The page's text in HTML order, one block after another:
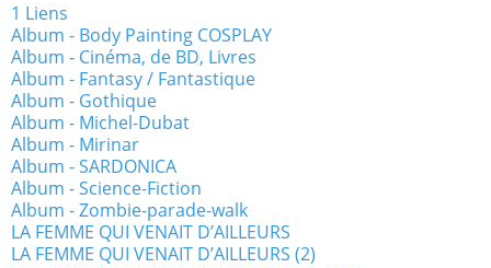
1 Liens
Album - Body Painting COSPLAY
Album - Cinéma, de BD, Livres
Album - Fantasy / Fantastique
Album - Gothique
Album - Michel-Dubat
Album - Mirinar
Album - SARDONICA
Album - Science-Fiction
Album - Zombie-parade-walk
LA FEMME QUI VENAIT D’AILLEURS
LA FEMME QUI VENAIT D’AILLEURS (2)